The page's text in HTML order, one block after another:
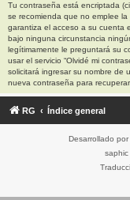
Tu contraseña está encriptada
se recomienda que no emplee
garantiza el acceso a su cuenta
bajo ninguna circunstancia
legítimamente le preguntará su
usar el servicio “Olvidé mi
solicitará ingresar su nombre de
nueva contraseña para recuperar
RG Índice general
Desarrollado por